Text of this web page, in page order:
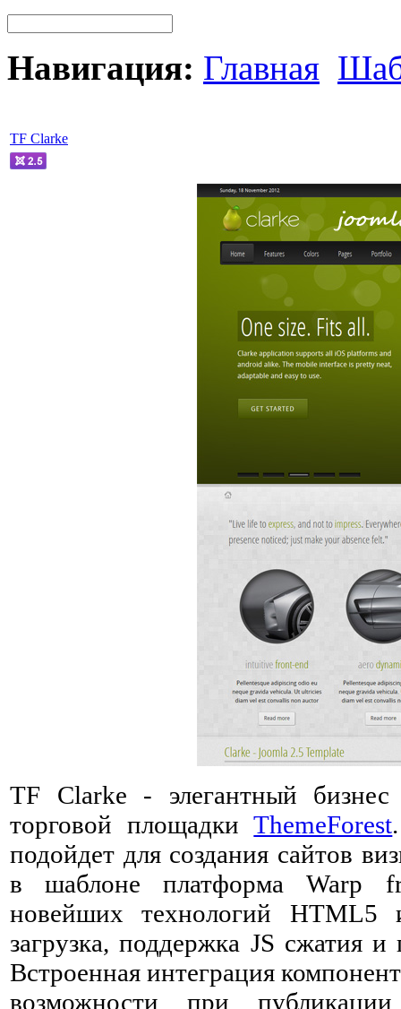
Навигация: Главная
TF Clarke
TF Clarke - элегантный
торговой площадкиThemeForest
подойдет для создания сайтов
в шаблоне платформа Warp
новейших технологий HTML5
загрузка, поддержка JS сжатия
Встроенная интеграция
возможности при